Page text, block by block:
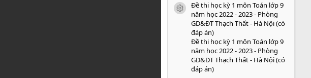
icon tài liệu
Đề thi học kỳ 1 môn Toán lớp 9
năm học 2022 - 2023 - Phòng
GD&ĐT Thạch Thất - Hà Nội (có
đáp án)
Đề thi học kỳ 1 môn Toán lớp 9
năm học 2022 - 2023 - Phòng
GD&ĐT Thạch Thất - Hà Nội (có
đáp án)